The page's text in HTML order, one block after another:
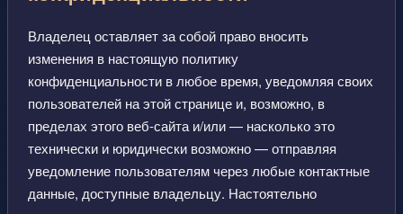
Владелец оставляет за собой право вносить
изменения в настоящую политику
конфиденциальности в любое время, уведомляя своих
пользователей на этой странице и, возможно, в
пределах этого веб-сайта и/или — насколько это
технически и юридически возможно — отправляя
уведомление пользователям через любые контактные
данные, доступные владельцу. Настоятельно